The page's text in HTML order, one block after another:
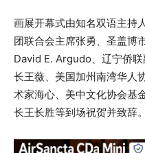
画展开幕式由知名双语主持
团联合会主席张勇、圣盖博
David E. Argudo、辽宁侨
长王薇、美国加州南湾华人
术家海心、美中文化协会基
长王长胜等到场祝贺并致辞。